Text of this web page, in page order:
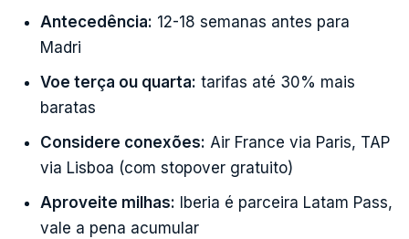
Antecedência: 12-18 semanas antes para
Madri
Voe terça ou quarta: tarifas até 30% mais
baratas
Considere conexões: Air France via Paris, TAP
via Lisboa (com stopover gratuito)
Aproveite milhas: Iberia é parceira Latam Pass,
vale a pena acumular